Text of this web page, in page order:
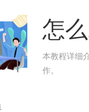
怎
本教程详细
作。